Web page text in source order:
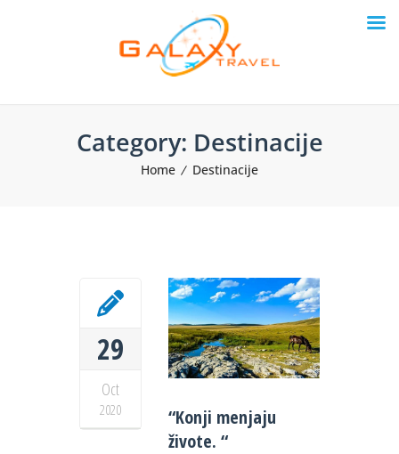
Category: Destinacije
Home Destinacije
29
Oct
2020
“Konji menjaju
živote. “